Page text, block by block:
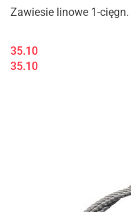
Zawiesie linowe 1-
35.10
35.10